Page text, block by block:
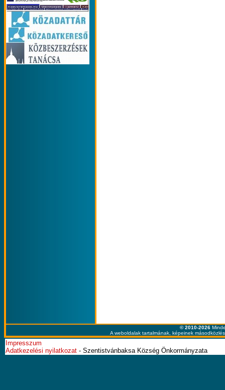
© 2010-2026
A weboldalak tartalmának, képeinek
Impresszum
Adatkezelési nyilatkozat - Szentistvánbaksa Község Önkormányzata